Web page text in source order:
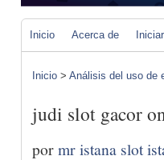
Inicio Acerca de
Inicio > Análisis del uso de
judi slot gacor
pormr istana slot